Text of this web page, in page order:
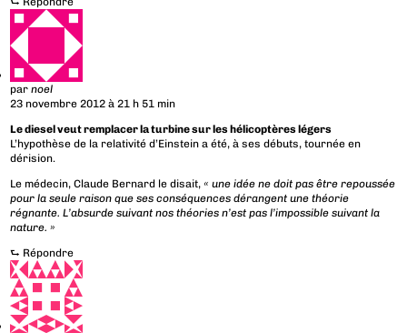
parnoel
23 novembre 2012 à 21 h 51 min
Le diesel veut remplacer la turbine sur les hélicoptères légers
L’hypothèse de la relativité d’Einstein a été, à ses débuts, tournée en
dérision.
Le médecin, Claude Bernard le disait, « une idée ne doit pas être repoussée
pour la seule raison que ses conséquences dérangent une théorie
régnante. L’absurde suivant nos théories n’est pas l’impossible suivant la
nature. »
⮑ Répondre